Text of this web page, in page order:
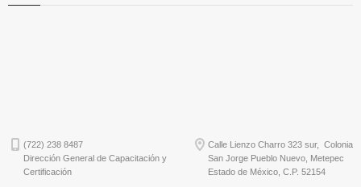
(722) 238 8487
Dirección General de Capacitación y
Certificación
Calle Lienzo Charro 323 sur, Colonia
San Jorge Pueblo Nuevo, Metepec
Estado de México, C.P. 52154